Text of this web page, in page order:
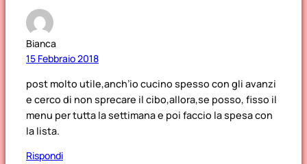
Bianca
15 Febbraio 2018
post molto utile,anch’io cucino spesso con gli avanzi
e cerco di non sprecare il cibo,allora,se posso, fisso il
menu per tutta la settimana e poi faccio la spesa con
la lista.
Rispondi